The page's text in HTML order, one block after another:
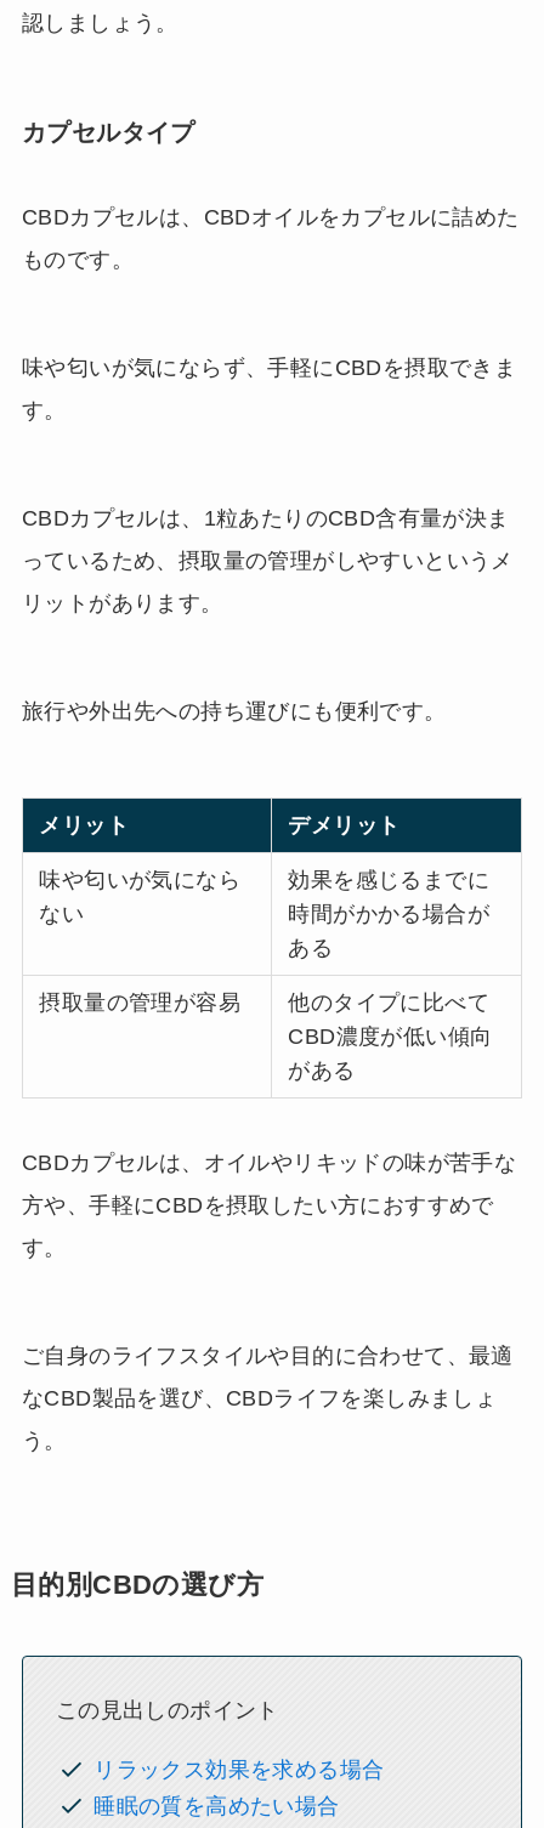
認しましょう。
カプセルタイプ
CBDカプセルは、CBDオイルをカプセルに詰めた
ものです。
味や匂いが気にならず、手軽にCBDを摂取できま
す。
CBDカプセルは、1粒あたりのCBD含有量が決ま
っているため、摂取量の管理がしやすいというメ
リットがあります。
旅行や外出先への持ち運びにも便利です。
メリット デメリット
味や匂いが気になら
ない
効果を感じるまでに
時間がかかる場合が
ある
摂取量の管理が容易
他のタイプに比べて
CBD濃度が低い傾向
がある
CBDカプセルは、オイルやリキッドの味が苦手な
方や、手軽にCBDを摂取したい方におすすめで
す。
ご自身のライフスタイルや目的に合わせて、最適
なCBD製品を選び、CBDライフを楽しみましょ
う。
目的別CBDの選び方
この見出しのポイント
リラックス効果を求める場合
睡眠の質を高めたい場合